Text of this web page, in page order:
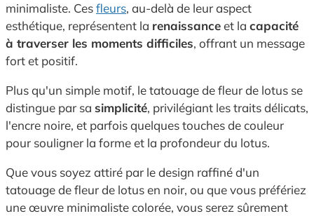
minimaliste. Cesfleurs, au-delà de leur aspect
esthétique, représentent la renaissanceet la capacité
à traverser les moments difficiles, offrant un message
fort et positif.
Plus qu'un simple motif, le tatouage de fleur de lotus se
distingue par sa simplicité, privilégiant les traits délicats,
l'encre noire, et parfois quelques touches de couleur
pour souligner la forme et la profondeur du lotus.
Que vous soyez attiré par le design raffiné d'un
tatouage de fleur de lotus en noir, ou que vous préfériez
une œuvre minimaliste colorée, vous serez sûrement